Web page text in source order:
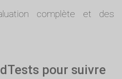
complète et des
pour suivre